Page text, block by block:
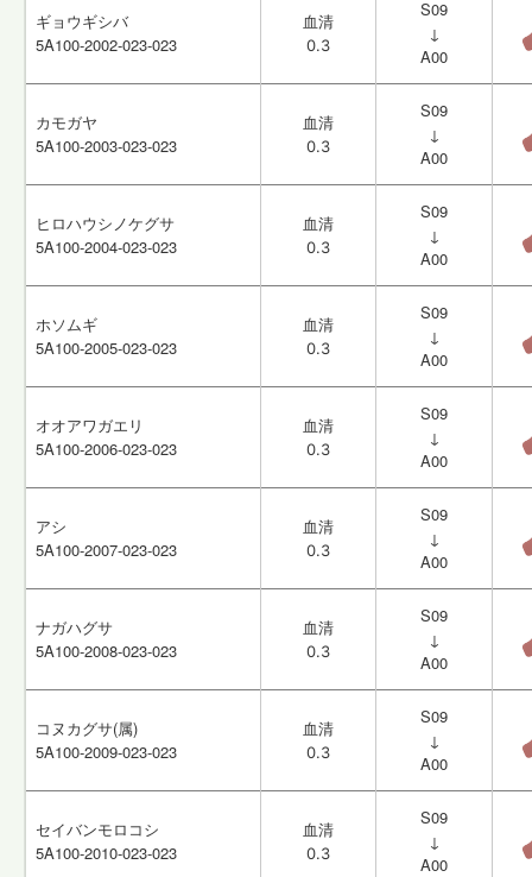
ギョウギシバ
5A100-2002-023-023
血清
0.3
S09
↓
A00
カモガヤ
5A100-2003-023-023
血清
0.3
S09
↓
A00
ヒロハウシノケグサ
5A100-2004-023-023
血清
0.3
S09
↓
A00
ホソムギ
5A100-2005-023-023
血清
0.3
S09
↓
A00
オオアワガエリ
5A100-2006-023-023
血清
0.3
S09
↓
A00
アシ
5A100-2007-023-023
血清
0.3
S09
↓
A00
ナガハグサ
5A100-2008-023-023
血清
0.3
S09
↓
A00
コヌカグサ(属)
5A100-2009-023-023
血清
0.3
S09
↓
A00
セイバンモロコシ
5A100-2010-023-023
血清
0.3
S09
↓
A00
ギョウギシバ
5A100-2002-023-023
血清
0.3
S09
↓
A00
カモガヤ
5A100-2003-023-023
血清
0.3
S09
↓
A00
ヒロハウシノケグサ
5A100-2004-023-023
血清
0.3
S09
↓
A00
ホソムギ
5A100-2005-023-023
血清
0.3
S09
↓
A00
オオアワガエリ
5A100-2006-023-023
血清
0.3
S09
↓
A00
アシ
5A100-2007-023-023
血清
0.3
S09
↓
A00
ナガハグサ
5A100-2008-023-023
血清
0.3
S09
↓
A00
コヌカグサ(属)
5A100-2009-023-023
血清
0.3
S09
↓
A00
セイバンモロコシ
5A100-2010-023-023
血清
0.3
S09
↓
A00